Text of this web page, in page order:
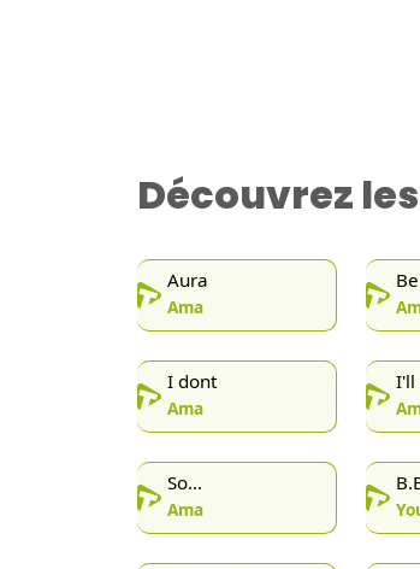
Découvrez
Aura
Ama
I dont
Ama
I'll
So...
Ama